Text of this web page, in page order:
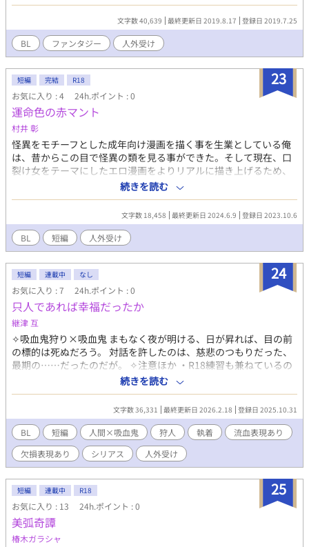
スキルを活用するスライム。 しかしそんな生活を繰り返すうち人
間に興味を持ち始め…
文字数 40,639 最終更新日 2019.8.17 登録日 2019.7.25
BL ファンタジー 人外受け
23
短編 完結 R18
お気に入り : 4 24h.ポイント : 0
運命色の赤マント
村井 彰
怪異をモチーフとした成年向け漫画を描く事を生業としている俺
は、昔からこの目で怪異の類を見る事ができた。そして現在、口
裂け女をテーマにしたエロ漫画をよりリアルに描き上げるため、
俺は本物の口裂け女を探していた。彼女をお持ち帰りして、その
経験を漫画にするためである。 だがしかし、俺が実際に遭遇した
のは、都市伝説の怪人・赤マントだった。しかもその怪人は、や
けにヘタレな性格のイケメンで……
続きを読む
文字数 18,458 最終更新日 2024.6.9 登録日 2023.10.6
BL 短編 人外受け
24
短編 連載中 なし
お気に入り : 7 24h.ポイント : 0
只人であれば幸福だったか
継津 互
✧吸血鬼狩り×吸血鬼 まもなく夜が明ける、日が昇れば、目の前
の標的は死ぬだろう。 対話を許したのは、慈悲のつもりだった、
最期の……だったのだが。 ✧注意ほか ・R18練習も兼ねているの
でかなり早めにR18付きます。多分。 (↑嘘です。全然早めじゃ
ない。まだついてません) ・受けの欠損とか流血とかあります。で
もまた生えるんで……。 ・無意識の執着。溺愛はしないかも。し
ないというか、自覚に時間がかかります。 ・暗めの書きたいな、
の息抜き作ゆえ不定期更新。お気に入りつけてもらえると更新ご
と通知とびます。
続きを読む
文字数 36,331 最終更新日 2026.2.18 登録日 2025.10.31
BL 短編 人間×吸血鬼 狩人 執着
流血表現あり
欠損表現あり
シリアス 人外受け
25
短編 連載中 R18
お気に入り : 13 24h.ポイント : 0
美弧奇譚
椿木ガラシャ